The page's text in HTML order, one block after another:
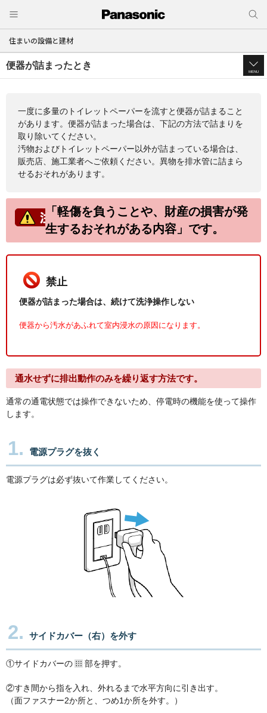
住まいの設備と建材
便器が詰まったとき
MENU
一度に多量のトイレットペーパーを流すと便器が詰まること
があります。便器が詰まった場合は、下記の方法で詰まりを
取り除いてください。
汚物およびトイレットペーパー以外が詰まっている場合は、
販売店、施工業者へご依頼ください。異物を排水管に詰まら
せるおそれがあります。
「軽傷を負うことや、財産の損害が発
生するおそれがある内容」です。
禁止
便器が詰まった場合は、続けて洗浄操作しない
便器から汚水があふれて室内浸水の原因になります。
通水せずに排出動作のみを繰り返す方法です。
通常の通電状態では操作できないため、停電時の機能を使って操作
します。
1. 電源プラグを抜く
電源プラグは必ず抜いて作業してください。
2. サイドカバー（右）を外す
①サイドカバーの 部を押す。
②すき間から指を入れ、外れるまで水平方向に引き出す。
（面ファスナー2か所と、つめ1か所を外す。）